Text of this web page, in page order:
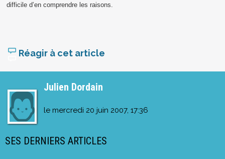
difficile d’en comprendre les raisons.
Réagir à cet article
Julien Dordain
le mercredi 20 juin 2007, 17:36
SES DERNIERS ARTICLES